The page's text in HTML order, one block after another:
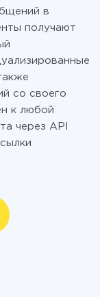
в
получают
со своего
к любой
через API